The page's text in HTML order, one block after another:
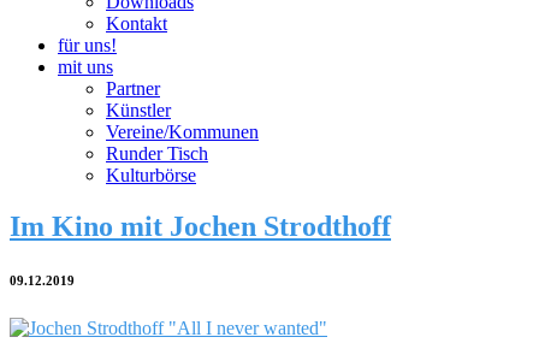
Kontakt
für uns!
mit uns
Partner
Künstler
Vereine/Kommunen
Runder Tisch
Kulturbörse
Im Kino mit Jochen Strodthoff
09.12.2019